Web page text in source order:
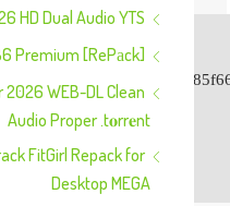
12-15
HD Dual Audio YTS
Premium [RePаck]
WEB-DL Clean
Audio Proper .t𝐨rr𝐞nt
FitGirl Repack for
Desktop MEGA